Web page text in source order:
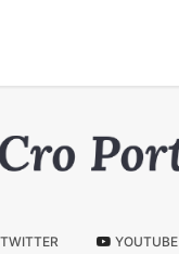
TWITTER YOUTUBE